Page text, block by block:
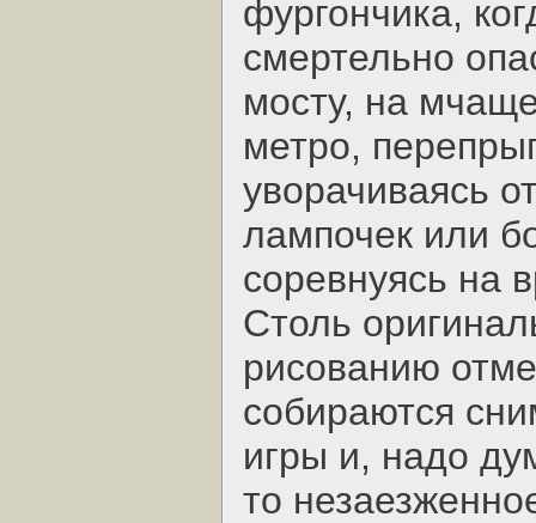
фургончика,
смертельно
мосту, на
метро,
уворачиваясь
лампочек или
соревнуясь на
Столь
рисованию
собираются
игры и, надо
то